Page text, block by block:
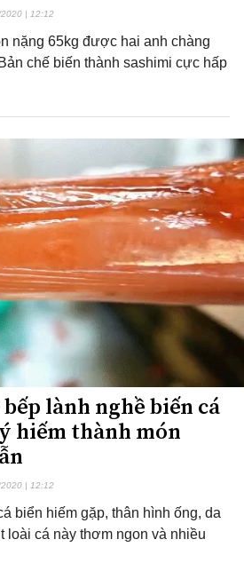
| 12:12
nặng 65kg được hai anh chàng
chế biến thành sashimi cực hấp
lành nghề biến cá
hiếm thành món
| 12:12
biển hiếm gặp, thân hình ống, da
loài cá này thơm ngon và nhiều